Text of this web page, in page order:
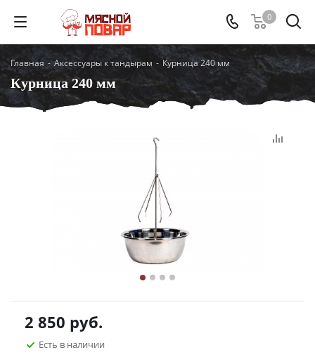
0
Главная - Аксессуары к тандырам - Курница 240 мм
Курница 240 мм
2 850 руб.
Есть в наличии